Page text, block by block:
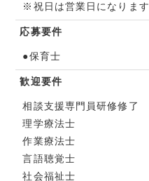
※祝日は営業日になります
応募要件
●保育士
歓迎要件
相談支援専門員研修修了
理学療法士
作業療法士
言語聴覚士
社会福祉士